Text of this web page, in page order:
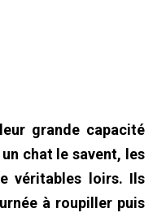
grande capacité
chat le savent, les
véritables loirs. Ils
à roupiller puis